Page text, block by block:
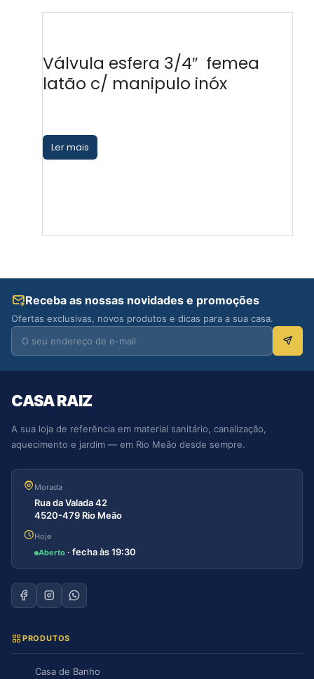
Válvula esfera 3/4″ femea
latão c/ manipulo inóx
Ler mais
Receba as nossas novidades e promoções
Ofertas exclusivas, novos produtos e dicas para a sua casa.
CASA RAIZ
A sua loja de referência em material sanitário, canalização,
aquecimento e jardim — em Rio Meão desde sempre.
Morada
Rua da Valada 42
4520-479 Rio Meão
Hoje
Aberto · fecha às 19:30
PRODUTOS
Casa de Banho